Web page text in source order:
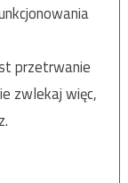
przetrwanie
zwlekaj więc,